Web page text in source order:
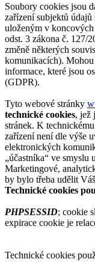
Soubory cookies jsou
zařízení subjektů
uloženým v
odst. 3 zákona č. 127/
změně některých
komunikacích).
informace, které jsou
(GDPR).
Tyto webové stránky
technické cookies, jež
stránek. K
zařízení není dle výše
elektronických
„účastníka“ ve smyslu
Marketingové,
by bylo třeba udělit
Technické cookies
PHPSESSID; cookie
expirace cookie je
Technické cookies